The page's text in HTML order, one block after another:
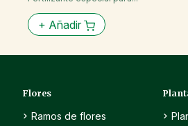
+ Añadir
Flores
Ramos de flores